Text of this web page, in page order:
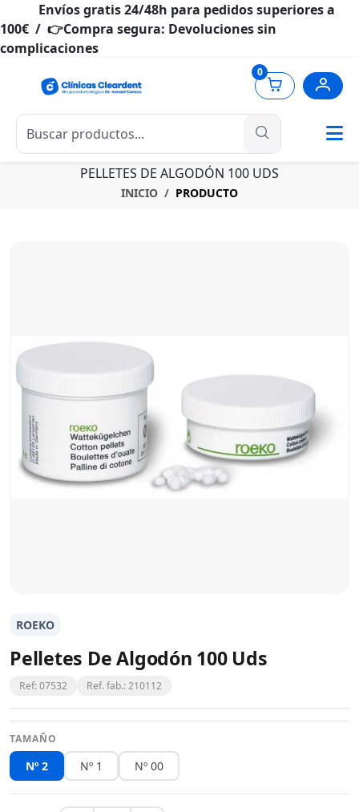
Envíos gratis 24/48h para pedidos superiores a
100€ / 👉Compra segura: Devoluciones sin
complicaciones
0
PELLETES DE ALGODÓN 100 UDS
INICIO PRODUCTO
ROEKO
Pelletes De Algodón 100 Uds
Ref: 07532 Ref. fab.: 210112
TAMAÑO
Nº 2 Nº 1 Nº 00